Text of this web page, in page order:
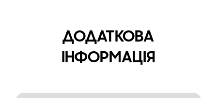
ДОДАТКОВА
ІНФОРМАЦІЯ